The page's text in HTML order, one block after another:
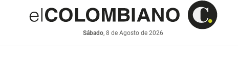
Sábado, 8 de Agosto de 2026